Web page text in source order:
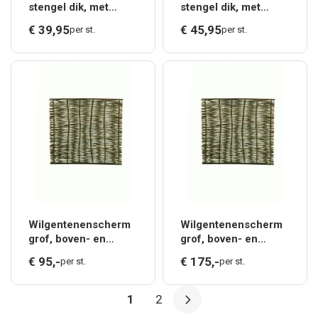
stengel dik, met
gevlochten 175 x 200
cm.*
€ 39,95per st.
stengel dik, met
gevlochten 200 x 200
cm.*
€ 45,95per st.
Wilgentenenscherm
grof, boven- en
van latten, 90 x 180
cm.*
€ 95,-per st.
Wilgentenenscherm
grof, boven- en
van latten, 180 x 180
cm.*
€ 175,-per st.
1 2